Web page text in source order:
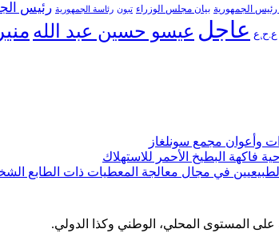
رئيس الجمهورية بيان مجلس الوزراء تبون رئاسة الجمهورية رئيس
ع.ح.ع عاجل عيسو حسين عبد الله
وأعوان مجمع سونلغاز
فاكهة البطيخ الأحمر للاستهلاك
في مجال معالجة المعطيات ذات الطابع
على المستوى المحلي، الوطني وكذا الدولي.